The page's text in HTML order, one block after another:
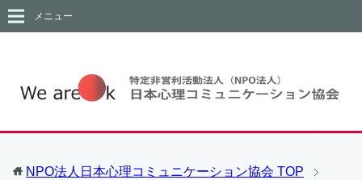
メニュー
NPO法人日本心理コミュニケーション協会 TOP